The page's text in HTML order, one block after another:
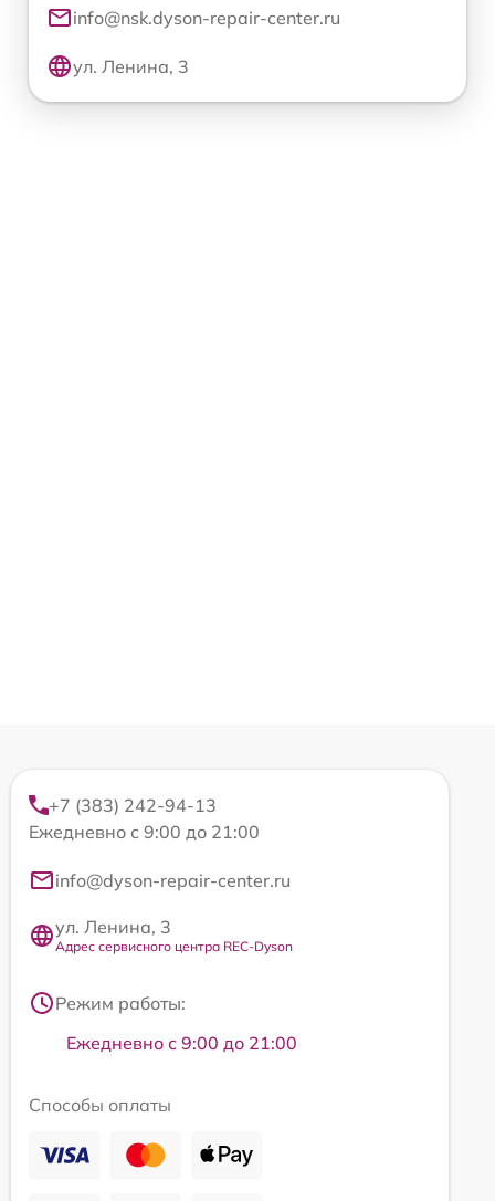
info@nsk.dyson-repair-center.ru
ул. Ленина, 3
+7 (383) 242-94-13
Ежедневно с 9:00 до 21:00
info@dyson-repair-center.ru
ул. Ленина, 3
Адрес сервисного центра REC-Dyson
Режим работы:
Ежедневно с 9:00 до 21:00
Способы оплаты